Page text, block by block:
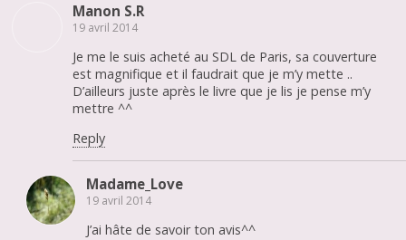
Manon S.R
19 avril 2014
Je me le suis acheté au SDL de Paris, sa couverture
est magnifique et il faudrait que je m’y mette ..
D’ailleurs juste après le livre que je lis je pense m’y
mettre ^^
Reply
Madame_Love
19 avril 2014
J’ai hâte de savoir ton avis^^